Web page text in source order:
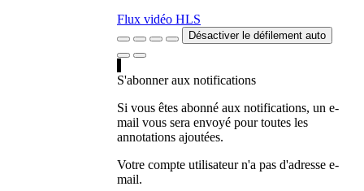
Flux vidéo HLS
Désactiver le défilement auto
S'abonner aux notifications
Si vous êtes abonné aux notifications, un e-
mail vous sera envoyé pour toutes les
annotations ajoutées.
Votre compte utilisateur n'a pas d'adresse e-
mail.